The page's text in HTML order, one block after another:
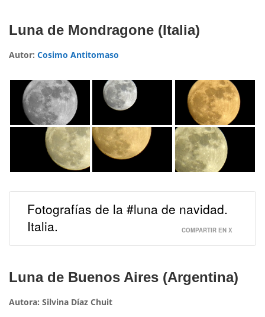
Luna de Mondragone (Italia)
Autor: Cosimo Antitomaso
Fotografías de la #luna de navidad.
Italia.
COMPARTIR EN X
Luna de Buenos Aires (Argentina)
Autora: Silvina Díaz Chuit